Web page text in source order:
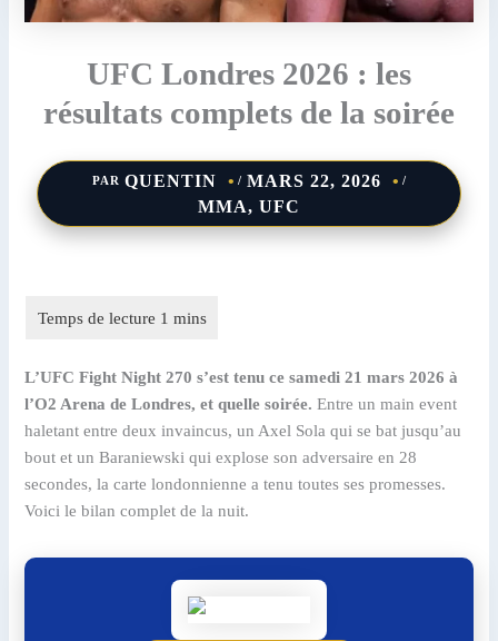
UFC Londres 2026 : les
résultats complets de la soirée
PAR QUENTIN / MARS 22, 2026 /
MMA, UFC
L’UFC Fight Night 270 s’est tenu ce samedi 21 mars 2026 à
l’O2 Arena de Londres, et quelle soirée. Entre un main event
haletant entre deux invaincus, un Axel Sola qui se bat jusqu’au
bout et un Baraniewski qui explose son adversaire en 28
secondes, la carte londonnienne a tenu toutes ses promesses.
Voici le bilan complet de la nuit.